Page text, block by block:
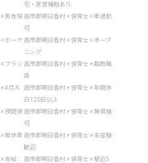
宅・家賃補助あり
男性保 高市郡明日香村 × 保育士 × 車通勤
可
ボーナ 高市郡明日香村 × 保育士 × オープ
ニング
ブラン 高市郡明日香村 × 保育士 × 臨時職
員
4月入
高市郡明日香村 × 保育士 × 年間休
日120日以上
夜間保 高市郡明日香村 × 保育士 × 無資格
可
産休育 高市郡明日香村 × 保育士 × 未経験
歓迎
有給
高市郡明日香村 × 保育士 × 駅近5